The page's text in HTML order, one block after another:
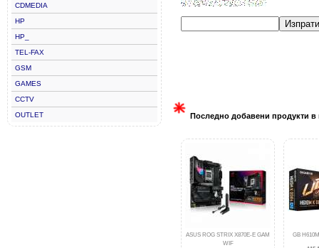
CDMEDIA
HP
HP_
TEL-FAX
GSM
GAMES
CCTV
OUTLET
Изпрати
Последно добавени продукти в
ASUS ROG STRIX X870E-E GAM
WIF
GB